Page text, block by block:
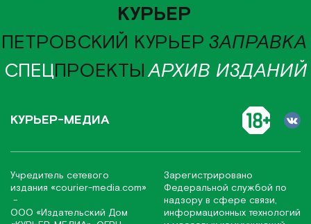
КУРЬЕР
ПЕТРОВСКИЙ КУРЬЕР ЗАПРАВКА
СПЕЦПРОЕКТЫАРХИВ ИЗДАНИЙ
КУРЬЕР-МЕДИА
Учредитель сетевого
издания «соurier-media.com»
-
ООО «Издательский Дом
Зарегистрировано
Федеральной службой по
надзору в сфере связи,
информационных технологий